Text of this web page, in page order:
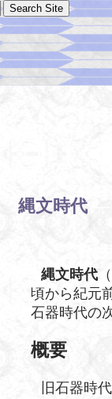
縄文時代
縄文時代
頃から紀元
石器時代の
概要
旧石器時